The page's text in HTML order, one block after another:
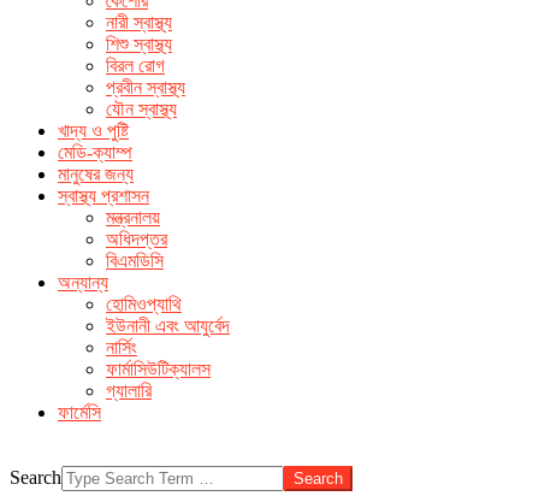
make men horny
without prescription
cialis sample pack canada
নারী স্বাস্থ্য
শিশু স্বাস্থ্য
বিরল রোগ
প্রবীন স্বাস্থ্য
যৌন স্বাস্থ্য
খাদ্য ও পুষ্টি
মেডি-ক্যাম্প
মানুষের জন্য
স্বাস্থ্য প্রশাসন
মন্ত্রনালয়
অধিদপ্তর
বিএমডিসি
অন্যান্য
হোমিওপ্যাথি
ইউনানী এবং আযুর্বেদ
নার্সিং
ফার্মাসিউটিক্যালস
গ্যালারি
ফার্মেসি
Search